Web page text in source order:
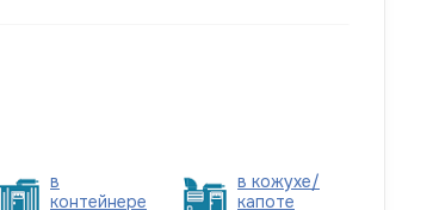
в
контейнере
в кожухе/
капоте